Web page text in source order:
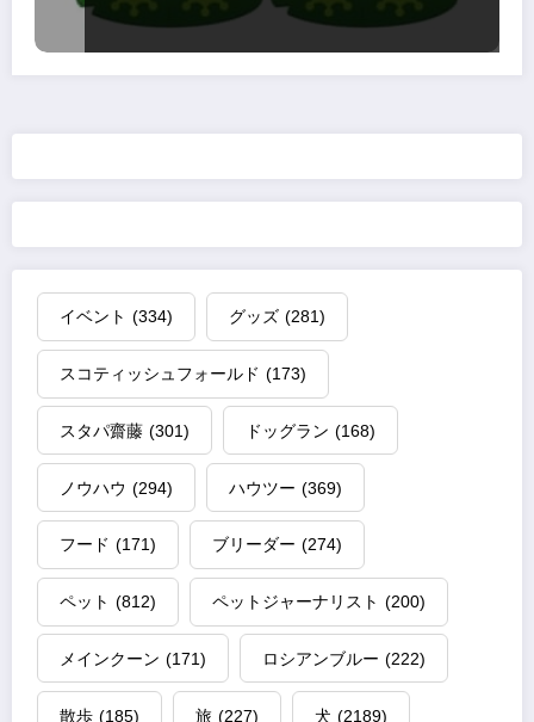
イベント (334) グッズ (281)
スコティッシュフォールド (173)
スタパ齋藤 (301) ドッグラン (168)
ノウハウ (294) ハウツー (369)
フード (171) ブリーダー (274)
ペット (812) ペットジャーナリスト (200)
メインクーン (171) ロシアンブルー (222)
散歩 (185) 旅 (227) 犬 (2189)